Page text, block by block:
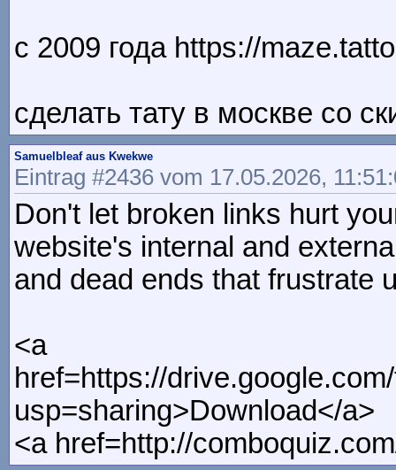
с 2009 года https://
сделать тату в москве со
Samuelbleaf aus Kwekwe
Eintrag #2436 vom 17.05.2026,
Don't let broken links hurt
website's internal and
and dead ends that frustrate
<a
href=https://
usp=sharing>Download</a>
<a href=http://